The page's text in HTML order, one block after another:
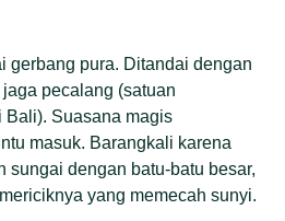
gerbang pura. Ditandai dengan
pecalang (satuan
Bali). Suasana magis
masuk. Barangkali karena
sungai dengan batu-batu besar,
yang memecah sunyi.